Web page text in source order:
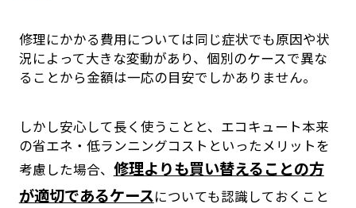
修理にかかる費用については同じ症状でも原因や状
況によって大きな変動があり、個別のケースで異な
ることから金額は一応の目安でしかありません。
しかし安心して長く使うことと、エコキュート本来
の省エネ・低ランニングコストといったメリットを
考慮した場合、 修理よりも買い替えることの方
が適切であるケースについても認識しておくこと